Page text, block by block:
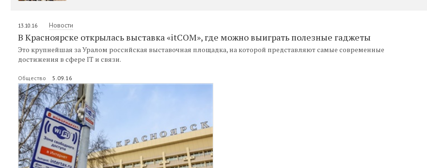
13.10.16 Новости
В Красноярске открылась выставка «itCOM», где можно выиграть полезные гаджеты
Это крупнейшая за Уралом российская выставочная площадка, на которой представляют самые современные
достижения в сфере IT и связи.
Общество 5.09.16